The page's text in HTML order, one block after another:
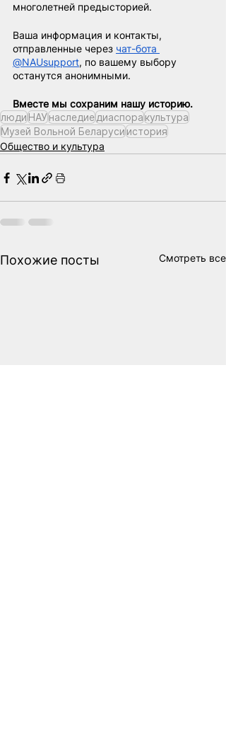
многолетней предысторией.
Ваша информация и контакты,
отправленные через чат-бота
@NAUsupport, по вашему выбору
останутся анонимными.
Вместе мы сохраним нашу историю.
людиНАУнаследиедиаспоракультура
Музей Вольной Беларусиистория
Общество и культура
Похожие посты Смотреть все